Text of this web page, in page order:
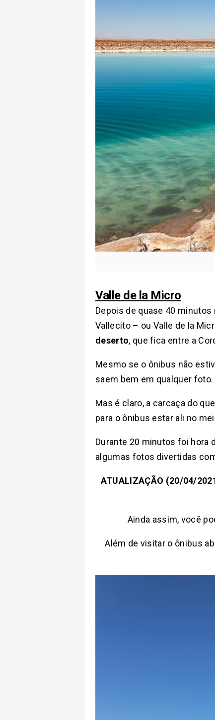
Valle de la Micro
Depois de quase 40
Vallecito – ou Valle de la
deserto, que fica entre a
Mesmo se o ônibus não
saem bem em qualquer foto.
Mas é claro, a carcaça do
para o ônibus estar ali no
Durante 20 minutos foi hora
algumas fotos divertidas
ATUALIZAÇÃO (20/04/
Ainda assim, você
Além de visitar o ônibus